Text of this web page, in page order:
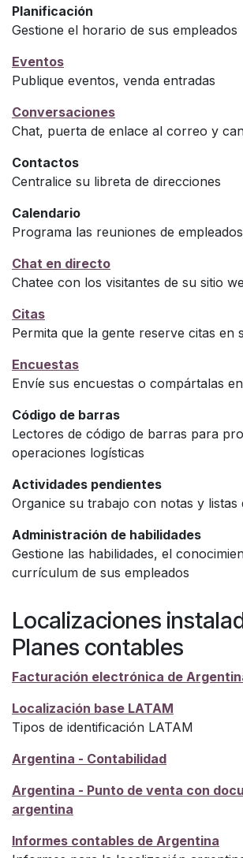
Planificación
Gestione el horario de sus empleados
Eventos
Publique eventos, venda entradas
Conversaciones
Chat, puerta de enlace al correo y
Contactos
Centralice su libreta de direcciones
Calendario
Programa las reuniones de empleados
Chat en directo
Chatee con los visitantes de su sitio
Citas
Permita que la gente reserve citas en
Encuestas
Envíe sus encuestas o compártalas
Código de barras
Lectores de código de barras para
operaciones logísticas
Actividades pendientes
Organice su trabajo con notas y listas
Administración de habilidades
Gestione las habilidades, el
currículum de sus empleados
Localizaciones
Planes contables
Facturación electrónica de
Localización base LATAM
Tipos de identificación LATAM
Argentina - Contabilidad
Argentina - Punto de venta con
argentina
Informes contables de Argentina